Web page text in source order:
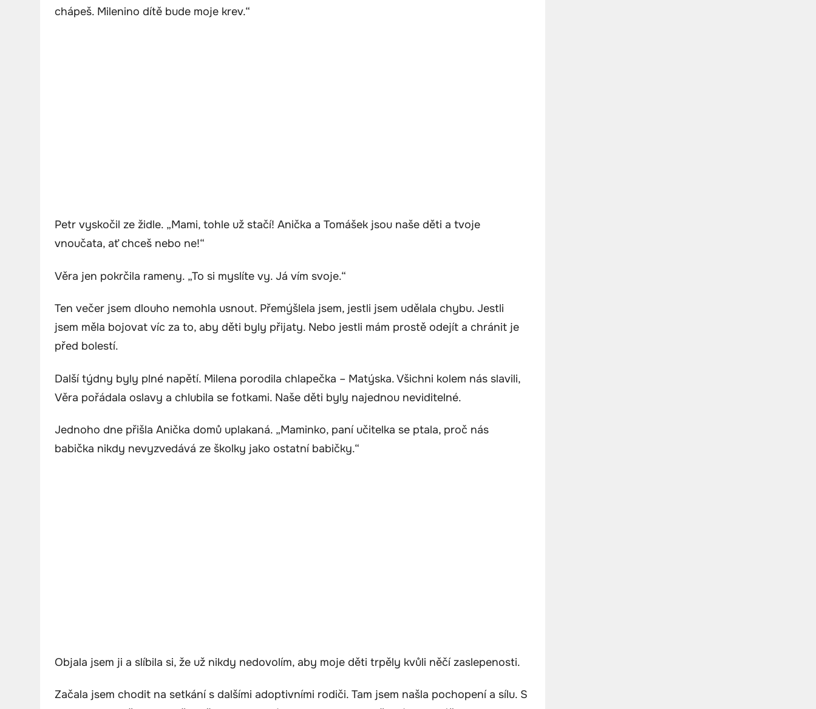
chápeš. Milenino dítě bude moje krev.“
Petr vyskočil ze židle. „Mami, tohle už stačí! Anička a Tomášek jsou naše děti a tvoje
vnoučata, ať chceš nebo ne!“
Věra jen pokrčila rameny. „To si myslíte vy. Já vím svoje.“
Ten večer jsem dlouho nemohla usnout. Přemýšlela jsem, jestli jsem udělala chybu. Jestli
jsem měla bojovat víc za to, aby děti byly přijaty. Nebo jestli mám prostě odejít a chránit je
před bolestí.
Další týdny byly plné napětí. Milena porodila chlapečka – Matýska. Všichni kolem nás slavili,
Věra pořádala oslavy a chlubila se fotkami. Naše děti byly najednou neviditelné.
Jednoho dne přišla Anička domů uplakaná. „Maminko, paní učitelka se ptala, proč nás
babička nikdy nevyzvedává ze školky jako ostatní babičky.“
Objala jsem ji a slíbila si, že už nikdy nedovolím, aby moje děti trpěly kvůli něčí zaslepenosti.
Začala jsem chodit na setkání s dalšími adoptivními rodiči. Tam jsem našla pochopení a sílu. S